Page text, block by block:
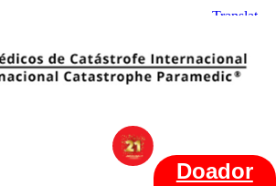
Internacional
Doador